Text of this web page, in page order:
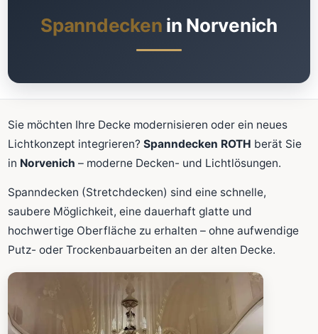
Schnellrechner
FLÄCHE (M²)
Zum Rechner
Fläche wird in den großen Rechner übernommen.
Spanndecken in Norvenich
Sie möchten Ihre Decke modernisieren oder ein neues
Lichtkonzept integrieren?Spanndecken ROTH berät Sie
in Norvenich – moderne Decken- und Lichtlösungen.
Spanndecken (Stretchdecken) sind eine schnelle,
saubere Möglichkeit, eine dauerhaft glatte und
hochwertige Oberfläche zu erhalten – ohne aufwendige
Putz- oder Trockenbauarbeiten an der alten Decke.